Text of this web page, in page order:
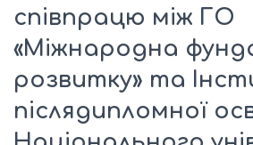
співпрацю між ГО
«Міжнародна
розвитку» та
післядипломної